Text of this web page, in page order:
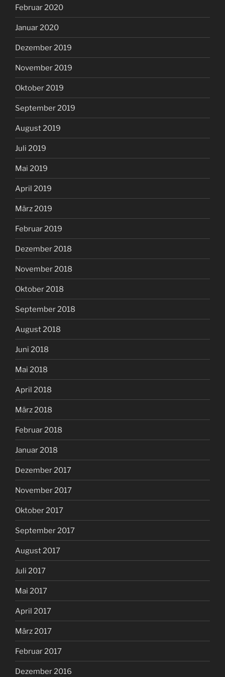
Februar 2020
Januar 2020
Dezember 2019
November 2019
Oktober 2019
September 2019
August 2019
Juli 2019
Mai 2019
April 2019
März 2019
Februar 2019
Dezember 2018
November 2018
Oktober 2018
September 2018
August 2018
Juni 2018
Mai 2018
April 2018
März 2018
Februar 2018
Januar 2018
Dezember 2017
November 2017
Oktober 2017
September 2017
August 2017
Juli 2017
Mai 2017
April 2017
März 2017
Februar 2017
Dezember 2016